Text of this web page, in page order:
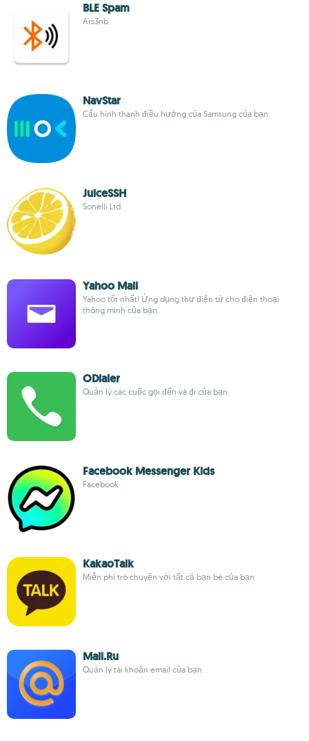
BLE Spam
Ars3nb
NavStar
Cấu hình thanh điều hướng của Samsung của bạn.
JuiceSSH
Sonelli Ltd
Yahoo Mail
Yahoo tốt nhất! Ứng dụng thư điện tử cho điện thoại
thông minh của bạn
ODialer
Quản lý các cuộc gọi đến và đi của bạn
Facebook Messenger Kids
Facebook
KakaoTalk
Miễn phí trò chuyện với tất cả bạn bè của bạn
Mail.Ru
Quản lý tài khoản email của bạn